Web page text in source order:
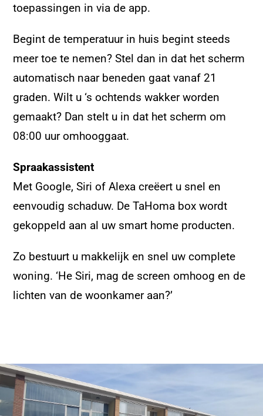
toepassingen in via de app.
Begint de temperatuur in huis begint steeds
meer toe te nemen? Stel dan in dat het scherm
automatisch naar beneden gaat vanaf 21
graden. Wilt u ‘s ochtends wakker worden
gemaakt? Dan stelt u in dat het scherm om
08:00 uur omhooggaat.
Spraakassistent
Met Google, Siri of Alexa creëert u snel en
eenvoudig schaduw. De TaHoma box wordt
gekoppeld aan al uw smart home producten.
Zo bestuurt u makkelijk en snel uw complete
woning. ‘He Siri, mag de screen omhoog en de
lichten van de woonkamer aan?’